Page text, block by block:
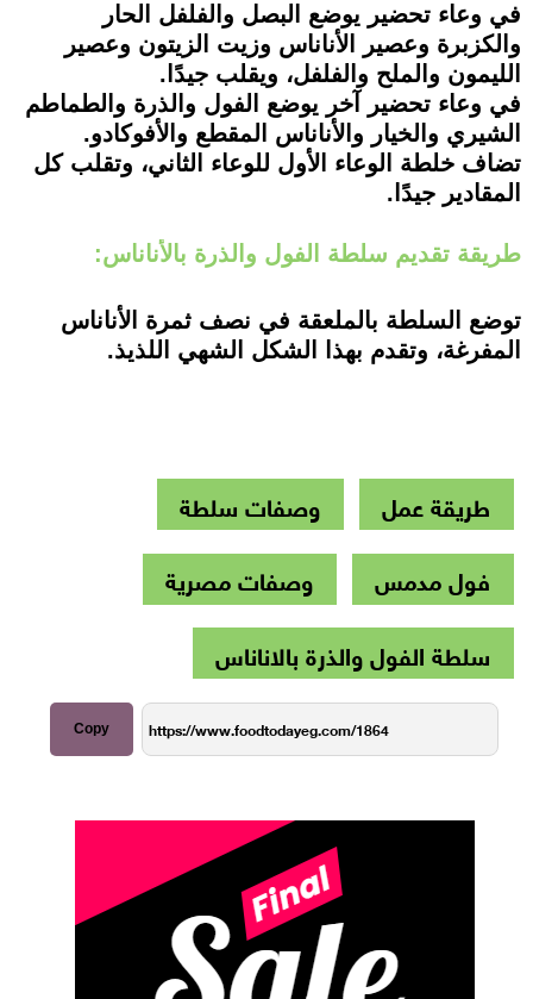
في وعاء تحضير يوضع البصل والفلفل الحار
والكزبرة وعصير الأناناس وزيت الزيتون وعصير
الليمون والملح والفلفل، ويقلب جيدًا.
في وعاء تحضير آخر يوضع الفول والذرة والطماطم
الشيري والخيار والأناناس المقطع والأفوكادو.
تضاف خلطة الوعاء الأول للوعاء الثاني، وتقلب كل
المقادير جيدًا.
طريقة تقديم سلطة الفول والذرة بالأناناس:
توضع السلطة بالملعقة في نصف ثمرة الأناناس
المفرغة، وتقدم بهذا الشكل الشهي اللذيذ.
طريقة عمل
وصفات سلطة
فول مدمس
وصفات مصرية
سلطة الفول والذرة بالاناناس
Copy